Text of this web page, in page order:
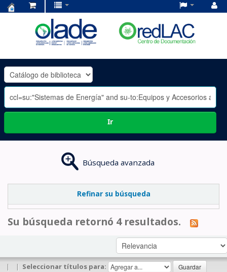
OLADE
-
Ir
Búsqueda avanzada
Refinar su búsqueda
Su búsqueda retornó 4 resultados.
| | Seleccionar títulos para: